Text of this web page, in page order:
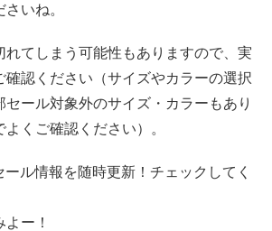
いね。
れてしまう可能性もありますので、実
確認ください（サイズやカラーの選択
セール対象外のサイズ・カラーもあり
くご確認ください）。
ール情報を随時更新！チェックしてく
ー！